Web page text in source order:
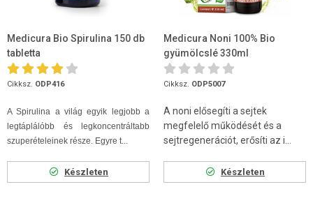
Medicura Bio Spirulina 150 db
tabletta
Cikksz. ODP416
A Spirulina a világ egyik legjobb a
legtáplálóbb és legkoncentráltabb
szuperételeinek része. Egyre t...
Készleten
Medicura Noni 100% Bio
gyümölcslé 330ml
Cikksz. ODP5007
A noni elősegíti a sejtek
megfelelő működését és a
sejtregenerációt, erősíti az i...
Készleten